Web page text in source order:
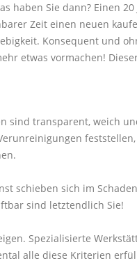
haben Sie dann? Einen 20
Zeit einen neuen
Konsequent und
etwas vormachen!
sind transparent, weich
schieben sich im
sind letztendlich Sie!
Spezialisierte
alle diese Kriterien